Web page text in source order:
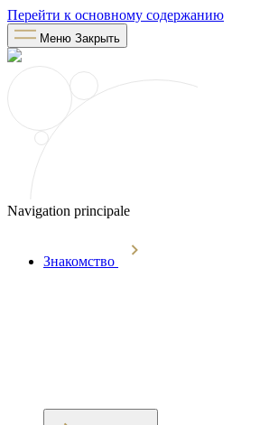
Перейти к основному содержанию
Меню Закрыть
Navigation principale
Знакомство